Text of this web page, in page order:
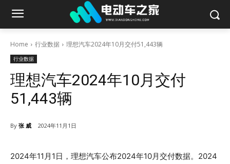
Home 行业数据 理想汽车2024年10月交付51,443辆
行业数据
理想汽车2024年10月交付
51,443辆
By 张 威 2024年11月1日
2024年11月1日，理想汽车公布2024年10月交付数据。2024